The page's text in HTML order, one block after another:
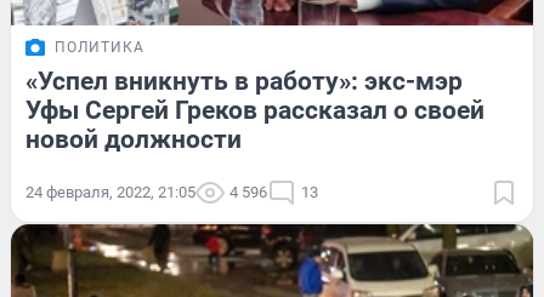
ПОЛИТИКА
«Успел вникнуть в работу»: экс-мэр
Уфы Сергей Греков рассказал о своей
новой должности
24 февраля, 2022, 21:05 4 596 13